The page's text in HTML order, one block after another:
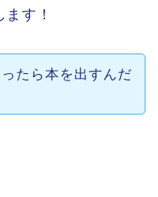
す！
たら本を出すんだ